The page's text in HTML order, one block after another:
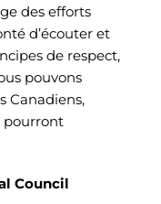
des efforts
d’écouter et
de respect,
pouvons
Canadiens,
pourront
Council